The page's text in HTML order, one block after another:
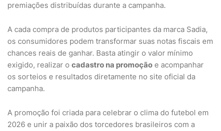
premiações distribuídas durante a campanha.
A cada compra de produtos participantes da marca Sadia,
os consumidores podem transformar suas notas fiscais em
chances reais de ganhar. Basta atingir o valor mínimo
exigido, realizar o cadastro na promoção e acompanhar
os sorteios e resultados diretamente no site oficial da
campanha.
A promoção foi criada para celebrar o clima do futebol em
2026 e unir a paixão dos torcedores brasileiros com a